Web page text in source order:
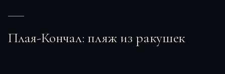
Плая-Кончал: пляж из ракушек